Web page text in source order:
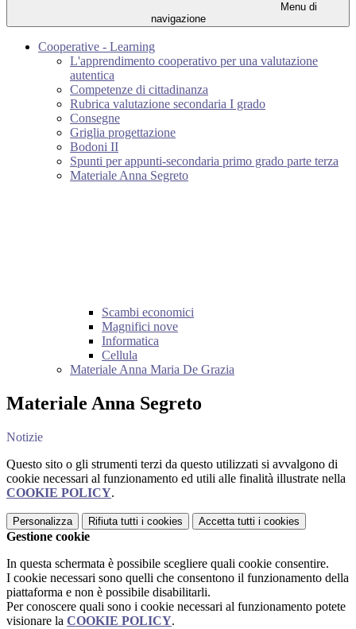
Menu di
navigazione
Cooperative - Learning
L'apprendimento cooperativo per una valutazione
autentica
Competenze di cittadinanza
Rubrica valutazione secondaria I grado
Consegne
Griglia progettazione
Bodoni II
Spunti per appunti-secondaria primo grado parte terza
Materiale Anna Segreto
Scambi economici
Magnifici nove
Informatica
Cellula
Materiale Anna Maria De Grazia
Materiale Anna Segreto
Notizie
Questo sito o gli strumenti terzi da questo utilizzati si avvalgono di
cookie necessari al funzionamento ed utili alle finalità illustrate nella
COOKIE POLICY.
Personalizza Rifiuta tutti i cookies Accetta tutti i cookies
Gestione cookie
In questa schermata è possibile scegliere quali cookie consentire.
I cookie necessari sono quelli che consentono il funzionamento della
piattaforma e non è possibile disabilitarli.
Per conoscere quali sono i cookie necessari al funzionamento potete
visionare la COOKIE POLICY.